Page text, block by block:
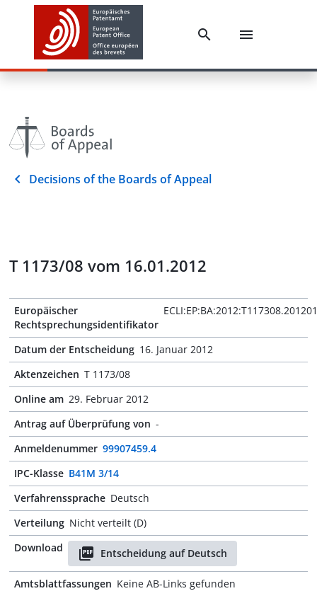
Decisions of the Boards of Appeal
T 1173/08 vom 16.01.2012
Europäischer
Rechtsprechungsidentifikator
Datum der Entscheidung 16. Januar 2012
Aktenzeichen T 1173/08
Online am 29. Februar 2012
Antrag auf Überprüfung von -
Anmeldenummer 99907459.4
IPC-Klasse B41M 3/14
Verfahrenssprache Deutsch
Verteilung Nicht verteilt (D)
Download
Entscheidung auf Deutsch
Amtsblattfassungen Keine AB-Links gefunden